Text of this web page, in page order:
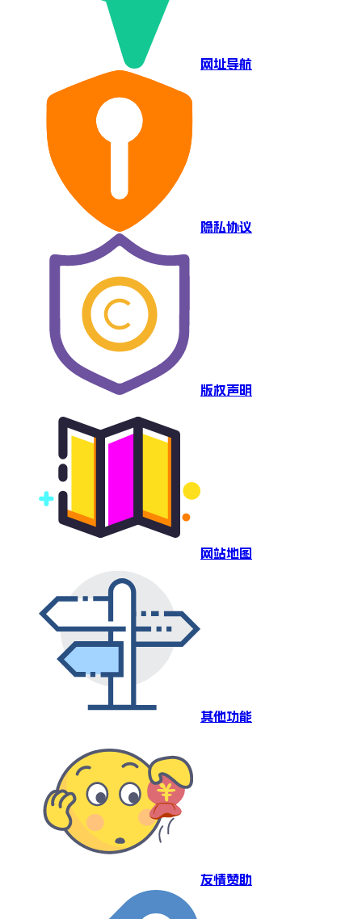
网址导航
隐私协议
版权声明
网站地图
其他功能
友情赞助